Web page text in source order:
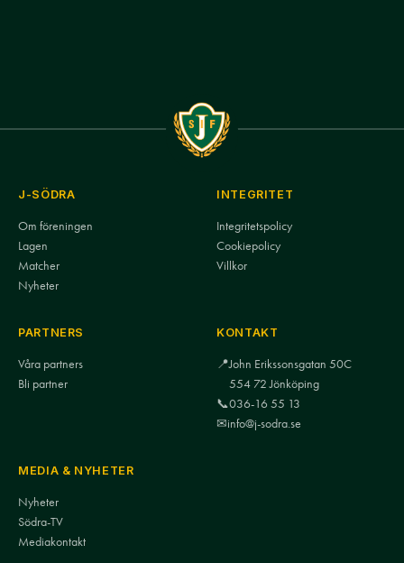
J-SÖDRA
Om föreningen
Lagen
Matcher
Nyheter
INTEGRITET
Integritetspolicy
Cookiepolicy
Villkor
PARTNERS
Våra partners
Bli partner
KONTAKT
📍John Erikssonsgatan 50C
554 72 Jönköping
📞036-16 55 13
✉info@j-sodra.se
MEDIA & NYHETER
Nyheter
Södra-TV
Mediakontakt